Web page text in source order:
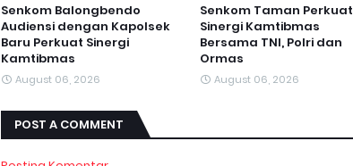
Senkom Balongbendo
Audiensi dengan Kapolsek
Baru Perkuat Sinergi
Kamtibmas
August 06, 2026
Senkom Taman Perkuat
Sinergi Kamtibmas
Bersama TNI, Polri dan
Ormas
August 06, 2026
POST A COMMENT